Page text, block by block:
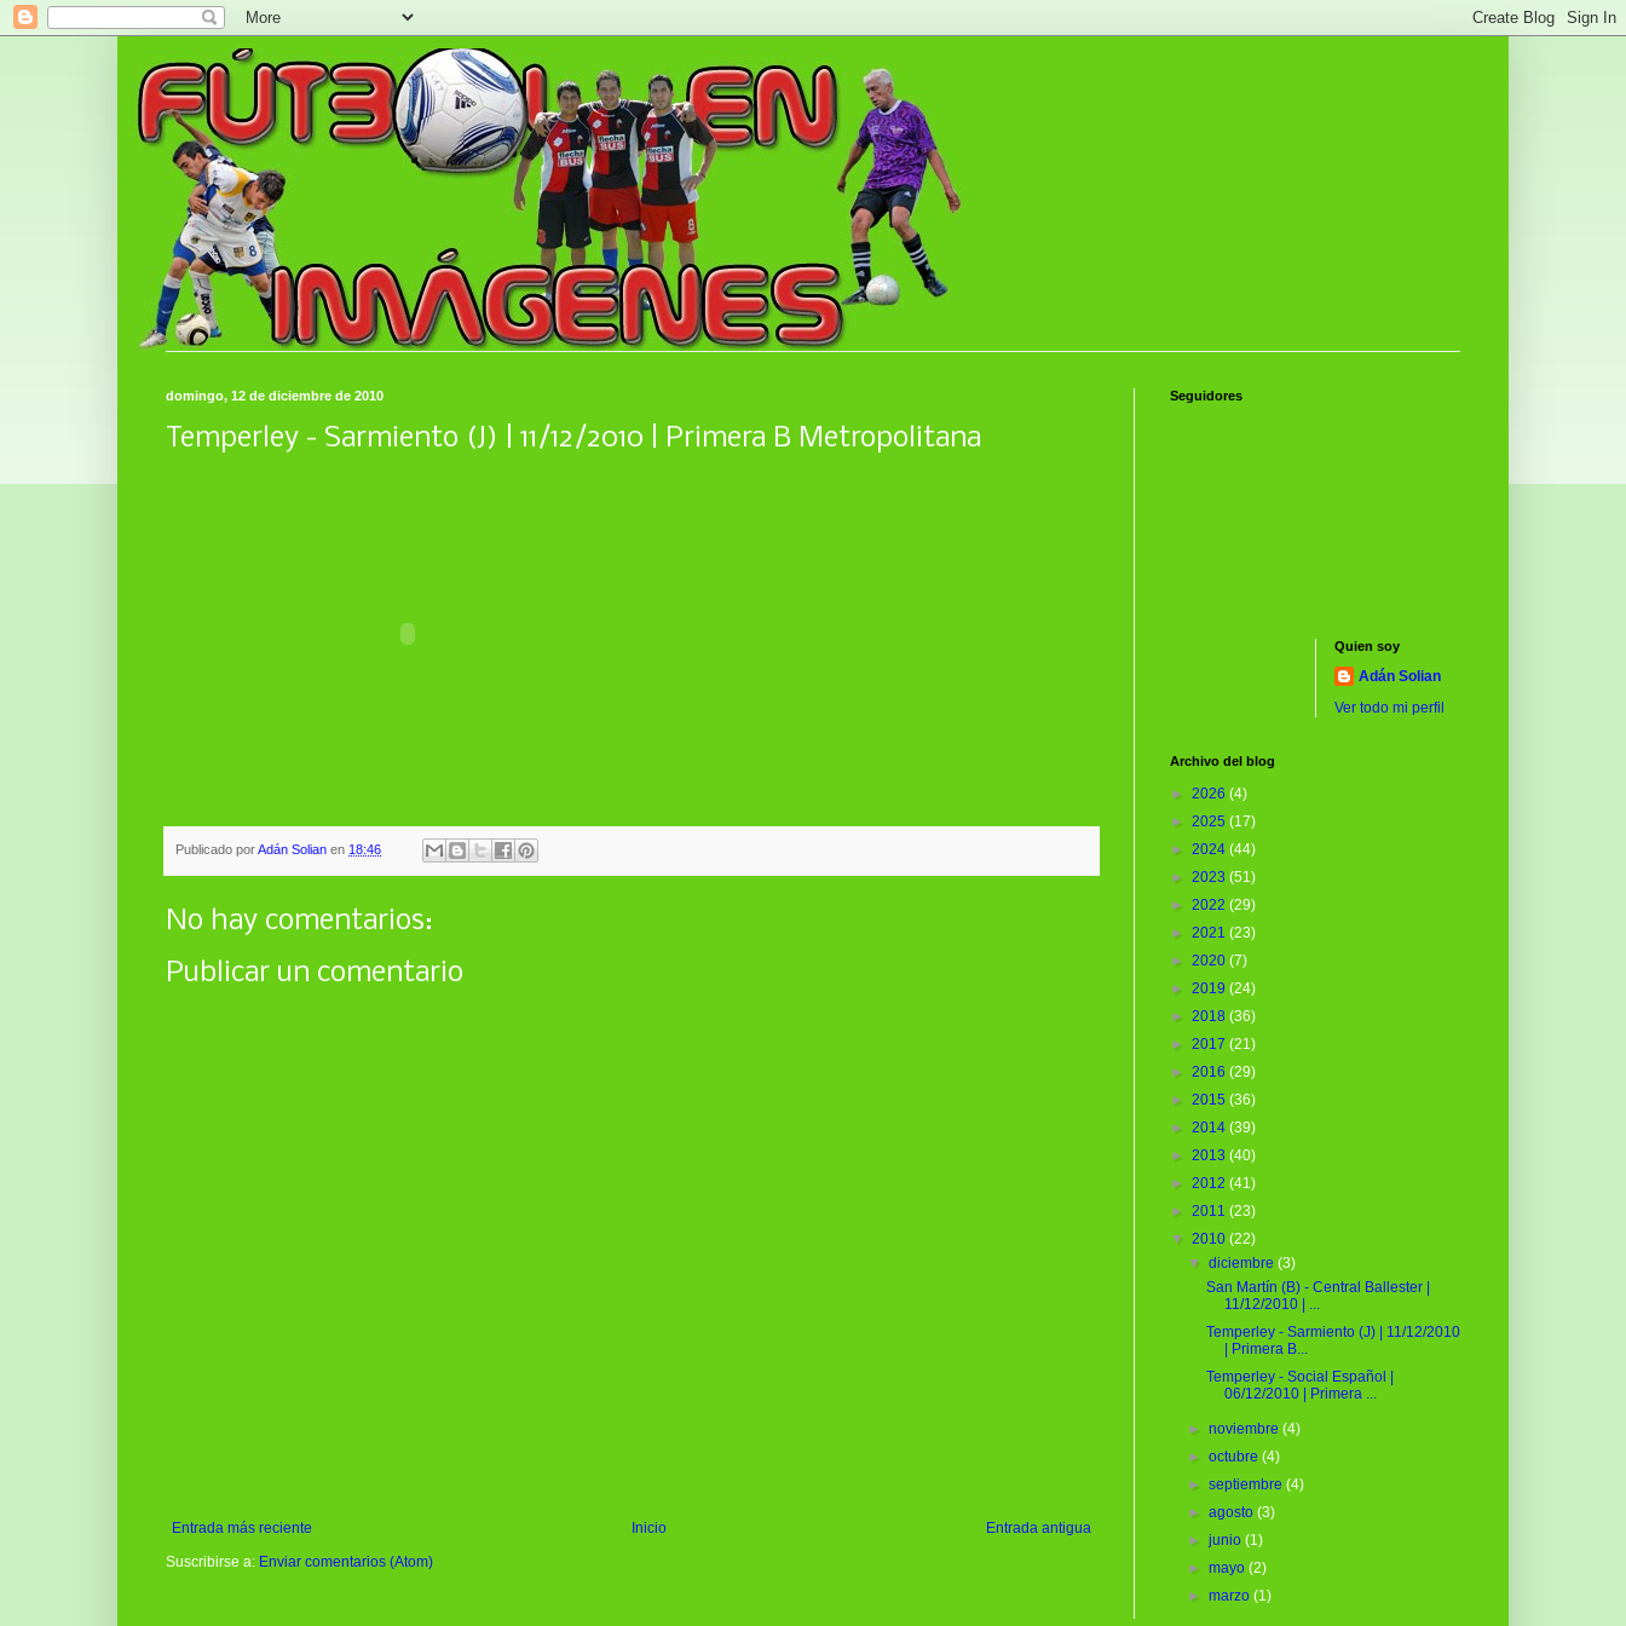
domingo, 12 de diciembre de 2010
Temperley - Sarmiento (J) | 11/12/2010 | Primera B Metropolitana
Publicado porAdán Solian en 18:46
No hay comentarios:
Publicar un comentario
Entrada más reciente Entrada antigua
Inicio
Suscribirse a: Enviar comentarios (Atom)
Seguidores
Quien soy
Adán Solian
Ver todo mi perfil
Archivo del blog
► 2026 (4)
► 2025 (17)
► 2024 (44)
► 2023 (51)
► 2022 (29)
► 2021 (23)
► 2020 (7)
► 2019 (24)
► 2018 (36)
► 2017 (21)
► 2016 (29)
► 2015 (36)
► 2014 (39)
► 2013 (40)
► 2012 (41)
► 2011 (23)
▼ 2010 (22)
▼diciembre(3)
San Martín (B) - Central Ballester |
11/12/2010 | ...
Temperley - Sarmiento (J) | 11/12/2010
| Primera B...
Temperley - Social Español |
06/12/2010 | Primera ...
►noviembre(4)
►octubre(4)
►septiembre(4)
►agosto(3)
►junio(1)
►mayo(2)
►marzo(1)